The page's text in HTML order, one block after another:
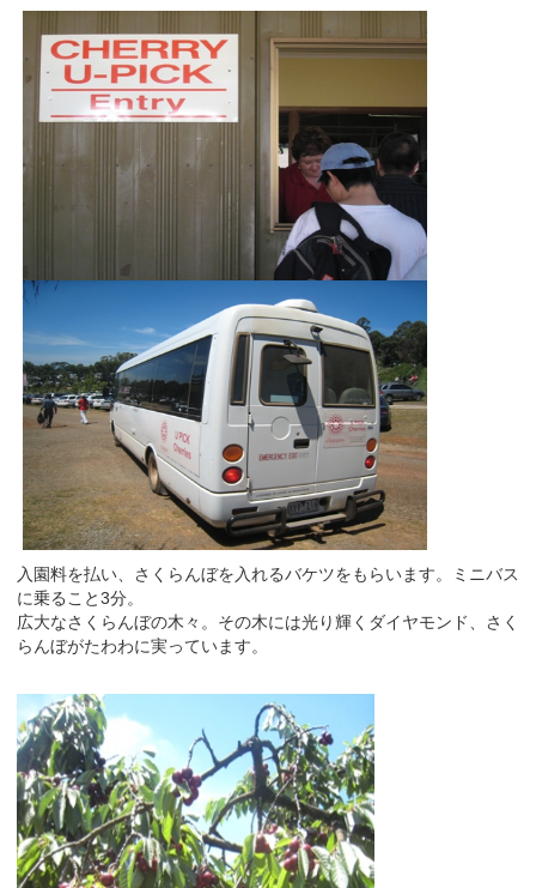
入園料を払い、さくらんぼを入れるバケツをもらいます。ミニバス
に乗ること3分。
広大なさくらんぼの木々。その木には光り輝くダイヤモンド、さく
らんぼがたわわに実っています。